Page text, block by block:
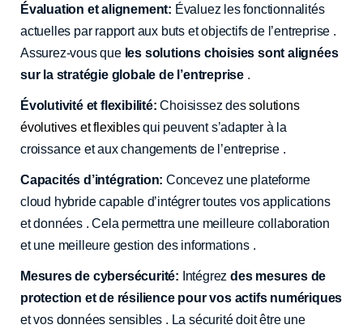
Évaluation et alignement: Évaluez les fonctionnalités
actuelles par rapport aux buts et objectifs de l’entreprise .
Assurez-vous que les solutions choisies sont alignées
sur la stratégie globale de l’entreprise ️.
Évolutivité et flexibilité: Choisissez dessolutions
évolutives et flexiblesqui peuvent s’adapter à la
croissance et aux changements de l’entreprise .
Capacités d’intégration: Concevez une plateforme
cloud hybride capable d’intégrer toutes vos applications
et données . Cela permettra une meilleure collaboration
et une meilleure gestion des informations ️.
Mesures de cybersécurité: Intégrez des mesures de
protection et de résilience pour vos actifs numériques
et vos données sensibles . La sécurité doit être une